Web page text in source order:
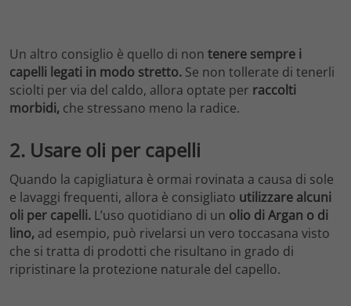
Un altro consiglio è quello di non tenere sempre i
capelli legati in modo stretto. Se non tollerate di tenerli
sciolti per via del caldo, allora optate per raccolti
morbidi, che stressano meno la radice.
2. Usare oli per capelli
Quando la capigliatura è ormai rovinata a causa di sole
e lavaggi frequenti, allora è consigliato utilizzare alcuni
oli per capelli. L’uso quotidiano di un olio di Argan o di
lino, ad esempio, può rivelarsi un vero toccasana visto
che si tratta di prodotti che risultano in grado di
ripristinare la protezione naturale del capello.